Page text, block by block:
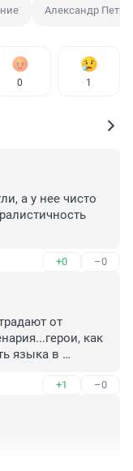
Александр
0 1
а у нее чисто
+0 –0
от
как
языка в
+1 –0